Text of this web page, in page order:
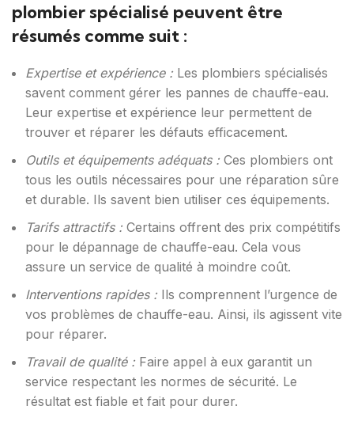
plombier spécialisé peuvent être
résumés comme suit :
Expertise et expérience : Les plombiers spécialisés
savent comment gérer les pannes de chauffe-eau.
Leur expertise et expérience leur permettent de
trouver et réparer les défauts efficacement.
Outils et équipements adéquats : Ces plombiers ont
tous les outils nécessaires pour une réparation sûre
et durable. Ils savent bien utiliser ces équipements.
Tarifs attractifs : Certains offrent des prix compétitifs
pour le dépannage de chauffe-eau. Cela vous
assure un service de qualité à moindre coût.
Interventions rapides : Ils comprennent l’urgence de
vos problèmes de chauffe-eau. Ainsi, ils agissent vite
pour réparer.
Travail de qualité : Faire appel à eux garantit un
service respectant les normes de sécurité. Le
résultat est fiable et fait pour durer.